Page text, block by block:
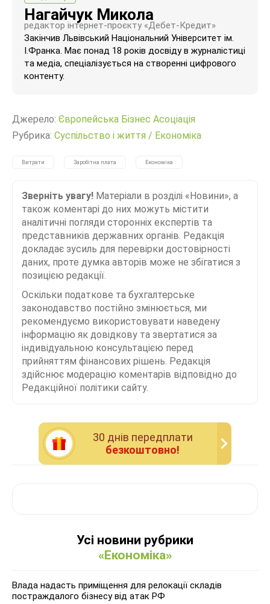
Нагайчук Микола
редактор інтернет-проєкту «Дебет-Кредит»
Закінчив Львівський Національний Університет ім.
І.Франка. Має понад 18 років досвіду в журналістиці
та медіа, спеціалізується на створенні цифрового
контенту.
Джерело: Європейська Бізнес Асоціація
Рубрика: Суспільство і життя / Економіка
Витрати Заробітна плата Економіка
Зверніть увагу! Матеріали в розділі «Новини», а
також коментарі до них можуть містити
аналітичні погляди сторонніх експертів та
представників державних органів. Редакція
докладає зусиль для перевірки достовірності
даних, проте думка авторів може не збігатися з
позицією редакції.
Оскільки податкове та бухгалтерське
законодавство постійно змінюється, ми
рекомендуємо використовувати наведену
інформацію як довідкову та звертатися за
індивідуальною консультацією перед
прийняттям фінансових рішень. Редакція
здійснює модерацію коментарів відповідно до
Редакційної політики сайту.
30 днiв передплати
безкоштовно!
Усі новини рубрики
«Економіка»
Влада надасть приміщення для релокації складів
постраждалого бізнесу від атак РФ